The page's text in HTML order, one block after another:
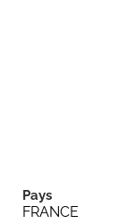
Pays
FRANCE